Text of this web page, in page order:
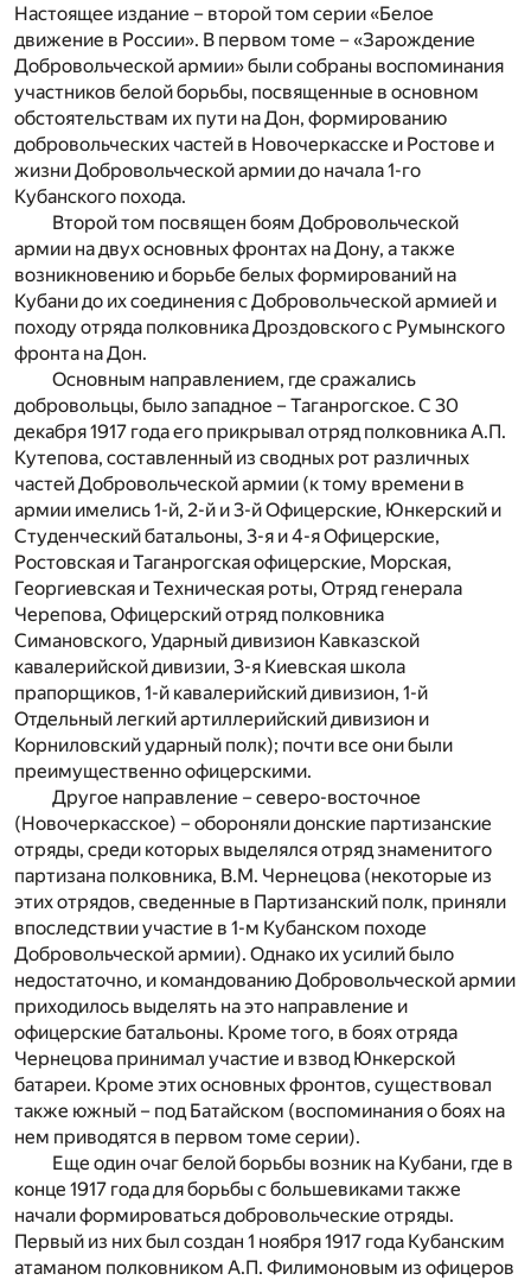
Настоящее издание – второй том серии «Белое
движение в России». В первом томе – «Зарождение
Добровольческой армии» были собраны воспоминания
участников белой борьбы, посвященные в основном
обстоятельствам их пути на Дон, формированию
добровольческих частей в Новочеркасске и Ростове и
жизни Добровольческой армии до начала 1-го
Кубанского похода.
Второй том посвящен боям Добровольческой
армии на двух основных фронтах на Дону, а также
возникновению и борьбе белых формирований на
Кубани до их соединения с Добровольческой армией и
походу отряда полковника Дроздовского с Румынского
фронта на Дон.
Основным направлением, где сражались
добровольцы, было западное – Таганрогское. С 30
декабря 1917 года его прикрывал отряд полковника А.П.
Кутепова, составленный из сводных рот различных
частей Добровольческой армии (к тому времени в
армии имелись 1-й, 2-й и 3-й Офицерские, Юнкерский и
Студенческий батальоны, 3-я и 4-я Офицерские,
Ростовская и Таганрогская офицерские, Морская,
Георгиевская и Техническая роты, Отряд генерала
Черепова, Офицерский отряд полковника
Симановского, Ударный дивизион Кавказской
кавалерийской дивизии, 3-я Киевская школа
прапорщиков, 1-й кавалерийский дивизион, 1-й
Отдельный легкий артиллерийский дивизион и
Корниловский ударный полк); почти все они были
преимущественно офицерскими.
Другое направление – северо-восточное
(Новочеркасское) – обороняли донские партизанские
отряды, среди которых выделялся отряд знаменитого
партизана полковника, В.М. Чернецова (некоторые из
этих отрядов, сведенные в Партизанский полк, приняли
впоследствии участие в 1-м Кубанском походе
Добровольческой армии). Однако их усилий было
недостаточно, и командованию Добровольческой армии
приходилось выделять на это направление и
офицерские батальоны. Кроме того, в боях отряда
Чернецова принимал участие и взвод Юнкерской
батареи. Кроме этих основных фронтов, существовал
также южный – под Батайском (воспоминания о боях на
нем приводятся в первом томе серии).
Еще один очаг белой борьбы возник на Кубани, где в
конце 1917 года для борьбы с большевиками также
начали формироваться добровольческие отряды.
Первый из них был создан 1 ноября 1917 года Кубанским
атаманом полковником А.П. Филимоновым из офицеров